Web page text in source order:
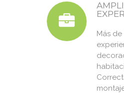
Más